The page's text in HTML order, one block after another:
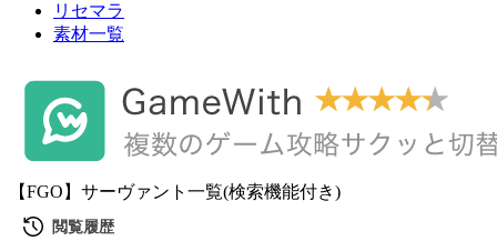
リセマラ
素材一覧
【FGO】サーヴァント一覧(検索機能付き)